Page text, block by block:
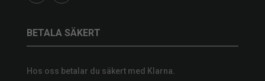
BETALA SÄKERT
Hos oss betalar du säkert med Klarna.